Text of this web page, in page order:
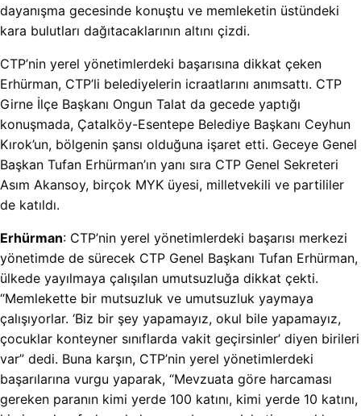
dayanışma gecesinde konuştu ve memleketin üstündeki
kara bulutları dağıtacaklarının altını çizdi.
CTP’nin yerel yönetimlerdeki başarısına dikkat çeken
Erhürman, CTP’li belediyelerin icraatlarını anımsattı. CTP
Girne İlçe Başkanı Ongun Talat da gecede yaptığı
konuşmada, Çatalköy-Esentepe Belediye Başkanı Ceyhun
Kırok’un, bölgenin şansı olduğuna işaret etti. Geceye Genel
Başkan Tufan Erhürman’ın yanı sıra CTP Genel Sekreteri
Asım Akansoy, birçok MYK üyesi, milletvekili ve partililer
de katıldı.
Erhürman: CTP’nin yerel yönetimlerdeki başarısı merkezi
yönetimde de sürecek CTP Genel Başkanı Tufan Erhürman,
ülkede yayılmaya çalışılan umutsuzluğa dikkat çekti.
“Memlekette bir mutsuzluk ve umutsuzluk yaymaya
çalışıyorlar. ‘Biz bir şey yapamayız, okul bile yapamayız,
çocuklar konteyner sınıflarda vakit geçirsinler’ diyen birileri
var” dedi. Buna karşın, CTP’nin yerel yönetimlerdeki
başarılarına vurgu yaparak, “Mevzuata göre harcaması
gereken paranın kimi yerde 100 katını, kimi yerde 10 katını,